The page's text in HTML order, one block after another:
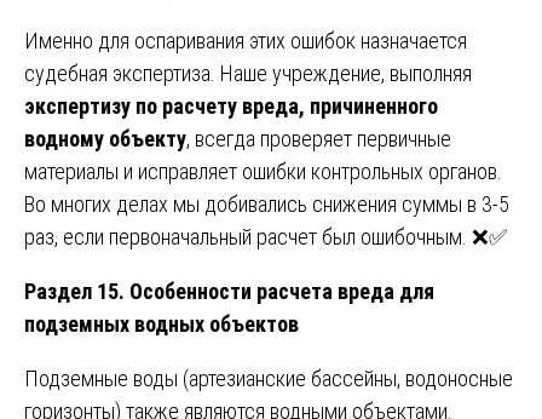
Именно для оспаривания этих ошибок назначается
судебная экспертиза. Наше учреждение, выполняя
экспертизу по расчету вреда, причиненного
водному объекту, всегда проверяет первичные
материалы и исправляет ошибки контрольных органов.
Во многих делах мы добивались снижения суммы в 3-5
раз, если первоначальный расчет был ошибочным. ❌✅
Раздел 15. Особенности расчета вреда для
подземных водных объектов
Подземные воды (артезианские бассейны, водоносные
горизонты) также являются водными объектами.